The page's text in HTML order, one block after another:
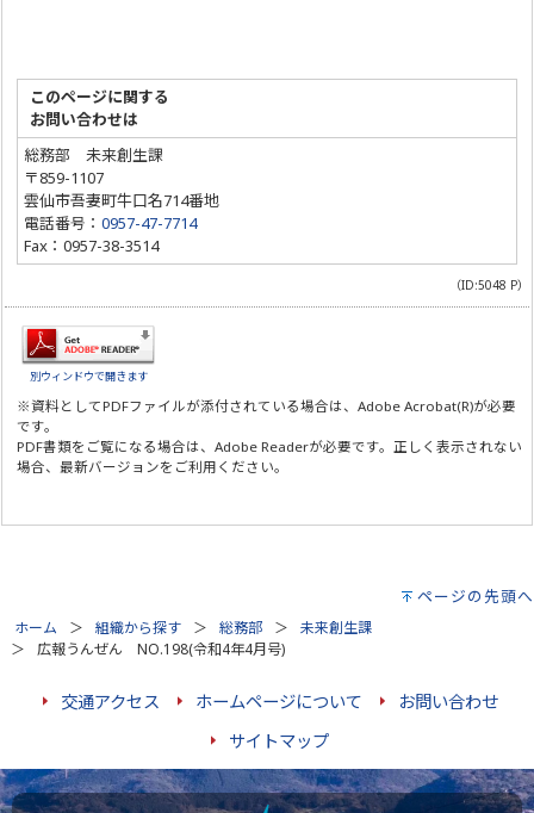
このページに関する
お問い合わせは
総務部 未来創生課
〒859-1107
雲仙市吾妻町牛口名714番地
電話番号：0957-47-7714
Fax：0957-38-3514
（ID:5048 P）
別ウィンドウで開きます
※資料としてPDFファイルが添付されている場合は、Adobe Acrobat(R)が必要
です。
PDF書類をご覧になる場合は、Adobe Readerが必要です。正しく表示されない
場合、最新バージョンをご利用ください。
ページの先頭へ
ホーム 組織から探す 総務部
未来創生課
広報うんぜん NO.198(令和4年4月号)
交通アクセス ホームページについて
お問い合わせ
サイトマップ